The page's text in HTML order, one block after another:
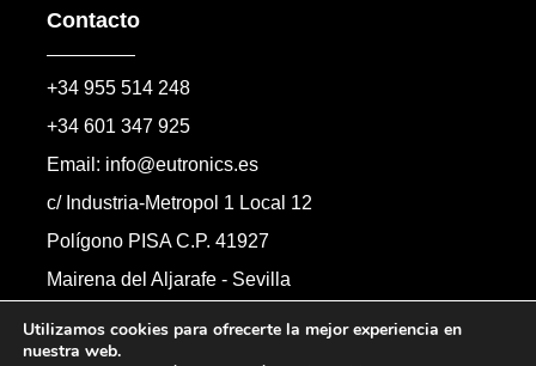
Contacto
+34 955 514 248
+34 601 347 925
Email: info@eutronics.es
c/ Industria-Metropol 1 Local 12
Polígono PISA C.P. 41927
Mairena del Aljarafe - Sevilla
Formulario de contacto
Utilizamos cookies para ofrecerte la mejor experiencia en
nuestra web.